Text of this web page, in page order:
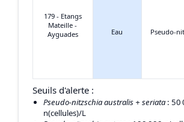
179 - Etangs
Mateille -
Ayguades
Eau Pseudo-
Seuils d'alerte :
Pseudo-nitzschia australis + seriata : 50
n(cellules)/L